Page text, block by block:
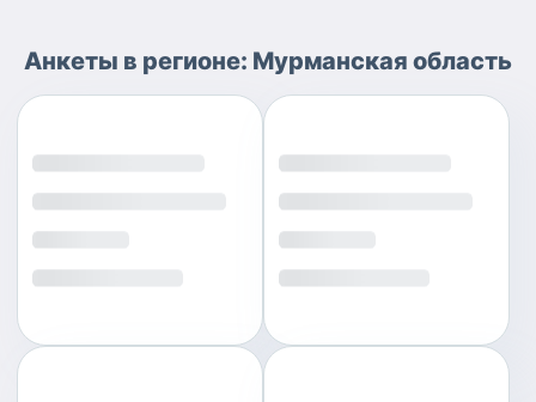
Анкеты в регионе: Мурманская область